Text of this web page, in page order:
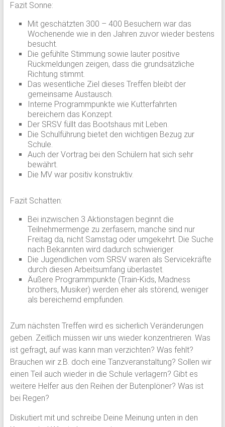
Fazit Sonne:
Mit geschätzten 300 – 400 Besuchern war das
Wochenende wie in den Jahren zuvor wieder bestens
besucht.
Die gefühlte Stimmung sowie lauter positive
Rückmeldungen zeigen, dass die grundsätzliche
Richtung stimmt.
Das wesentliche Ziel dieses Treffen bleibt der
gemeinsame Austausch.
Interne Programmpunkte wie Kutterfahrten
bereichern das Konzept.
Der SRSV füllt das Bootshaus mit Leben.
Die Schulführung bietet den wichtigen Bezug zur
Schule.
Auch der Vortrag bei den Schülern hat sich sehr
bewährt.
Die MV war positiv konstruktiv.
Fazit Schatten:
Bei inzwischen 3 Aktionstagen beginnt die
Teilnehmermenge zu zerfasern, manche sind nur
Freitag da, nicht Samstag oder umgekehrt. Die Suche
nach Bekannten wird dadurch schwieriger.
Die Jugendlichen vom SRSV waren als Servicekräfte
durch diesen Arbeitsumfang überlastet.
Äußere Programmpunkte (Train-Kids, Madness
brothers, Musiker) werden eher als störend, weniger
als bereichernd empfunden.
Zum nächsten Treffen wird es sicherlich Veränderungen
geben. Zeitlich müssen wir uns wieder konzentrieren. Was
ist gefragt, auf was kann man verzichten? Was fehlt?
Brauchen wir z.B. doch eine Tanzveranstaltung? Sollen wir
einen Teil auch wieder in die Schule verlagern? Gibt es
weitere Helfer aus den Reihen der Butenplöner? Was ist
bei Regen?
Diskutiert mit und schreibe Deine Meinung unten in den